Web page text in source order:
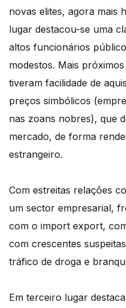
novas elites, agora mais
lugar destacou-se uma
altos funcionários
modestos. Mais
tiveram facilidade de
preços simbólicos
nas zoans nobres), que
mercado, de forma
estrangeiro.
Com estreitas relações
um sector empresarial,
com o import export,
com crescentes
tráfico de droga e
Em terceiro lugar